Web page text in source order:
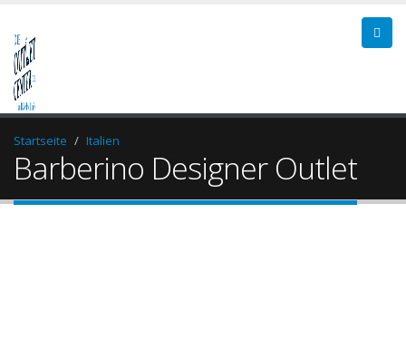
Startseite Italien
Barberino Designer Outlet